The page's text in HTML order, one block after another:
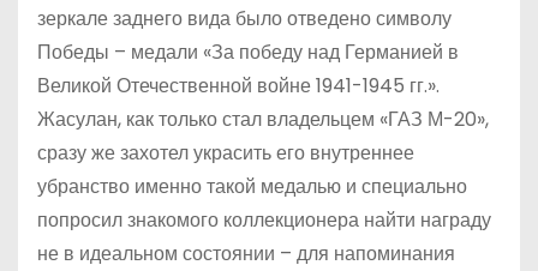
зеркале заднего вида было отведено символу
Победы – медали «За победу над Германией в
Великой Отечественной войне 1941-1945 гг.».
Жасулан, как только стал владельцем «ГАЗ М-20»,
сразу же захотел украсить его внутреннее
убранство именно такой медалью и специально
попросил знакомого коллекционера найти награду
не в идеальном состоянии – для напоминания